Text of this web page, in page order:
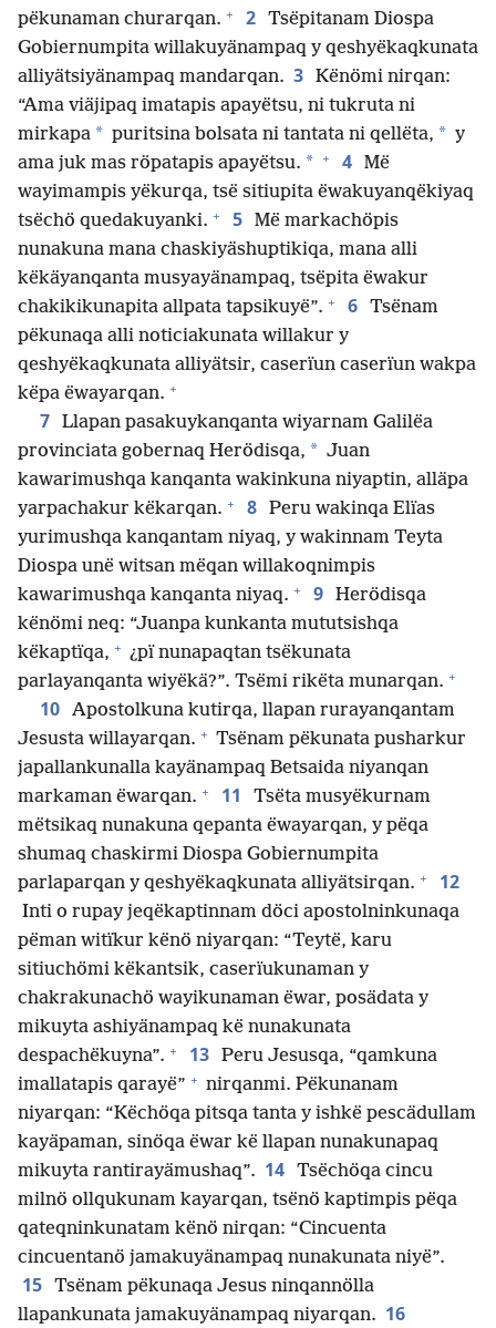
pëkunaman churarqan. + 2 Tsëpitanam Diospa
Gobiernumpita willakuyänampaq y qeshyëkaqkunata
alliyätsiyänampaq mandarqan. 3 Kënömi nirqan:
“Ama viäjipaq imatapis apayëtsu, ni tukruta ni
mirkapa * puritsina bolsata ni tantata ni qellëta, * y
ama juk mas röpatapis apayëtsu. * + 4 Më
wayimampis yëkurqa, tsë sitiupita ëwakuyanqëkiyaq
tsëchö quedakuyanki. + 5 Më markachöpis
nunakuna mana chaskiyäshuptikiqa, mana alli
këkäyanqanta musyayänampaq, tsëpita ëwakur
chakikikunapita allpata tapsikuyë”. + 6 Tsënam
pëkunaqa alli noticiakunata willakur y
qeshyëkaqkunata alliyätsir, caserïun caserïun wakpa
këpa ëwayarqan. +
7 Llapan pasakuykanqanta wiyarnam Galilëa
provinciata gobernaq Herödisqa, * Juan
kawarimushqa kanqanta wakinkuna niyaptin, alläpa
yarpachakur këkarqan. + 8 Peru wakinqa Elïas
yurimushqa kanqantam niyaq, y wakinnam Teyta
Diospa unë witsan mëqan willakoqnimpis
kawarimushqa kanqanta niyaq. + 9 Herödisqa
kënömi neq: “Juanpa kunkanta mututsishqa
këkaptïqa, + ¿pï nunapaqtan tsëkunata
parlayanqanta wiyëkä?”. Tsëmi rikëta munarqan. +
10 Apostolkuna kutirqa, llapan rurayanqantam
Jesusta willayarqan. + Tsënam pëkunata pusharkur
japallankunalla kayänampaq Betsaida niyanqan
markaman ëwarqan. + 11
Tsëta musyëkurnam
mëtsikaq nunakuna qepanta ëwayarqan, y pëqa
shumaq chaskirmi Diospa Gobiernumpita
parlaparqan y qeshyëkaqkunata alliyätsirqan. + 12
Inti o rupay jeqëkaptinnam döci apostolninkunaqa
pëman witïkur kënö niyarqan: “Teytë, karu
sitiuchömi këkantsik, caserïukunaman y
chakrakunachö wayikunaman ëwar, posädata y
mikuyta ashiyänampaq kë nunakunata
despachëkuyna”. + 13 Peru Jesusqa, “qamkuna
imallatapis qarayë” + nirqanmi. Pëkunanam
niyarqan: “Këchöqa pitsqa tanta y ishkë pescädullam
kayäpaman, sinöqa ëwar kë llapan nunakunapaq
mikuyta rantirayämushaq”. 14 Tsëchöqa cincu
milnö ollqukunam kayarqan, tsënö kaptimpis pëqa
qateqninkunatam kënö nirqan: “Cincuenta
cincuentanö jamakuyänampaq nunakunata niyë”.
15 Tsënam pëkunaqa Jesus ninqannölla
llapankunata jamakuyänampaq niyarqan. 16